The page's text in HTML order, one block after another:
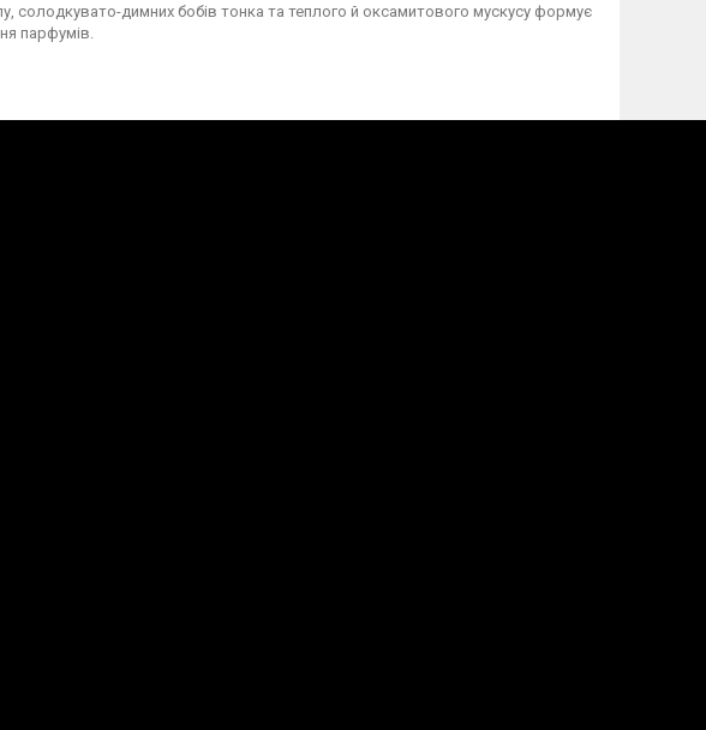
солодкувато-димних бобів тонка та теплого й оксамитового мускусу формує
парфумів.